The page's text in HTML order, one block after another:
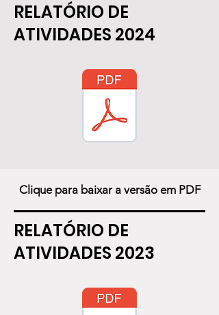
RELATÓRIO DE
ATIVIDADES 2024
Clique para baixar a versão em PDF
RELATÓRIO DE
ATIVIDADES 2023